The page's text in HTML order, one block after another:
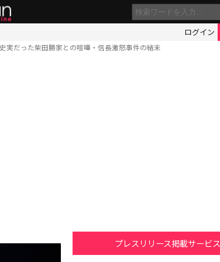
ログイン
実だった柴田勝家との喧嘩・信長激怒事件の結末
プレスリリース掲載サービス